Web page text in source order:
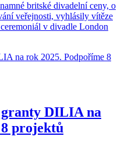
britské divadelní ceny, o
veřejnosti, vyhlásily vítěze
v divadle London
DILIA na
projektů